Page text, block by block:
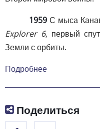
1959 С мыса
Explorer 6, первый
Земли с орбиты.
Подробнее
Поделиться